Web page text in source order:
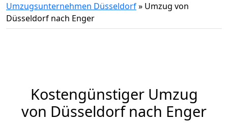
Umzugsunternehmen Düsseldorf» Umzug von
Düsseldorf nach Enger
Kostengünstiger Umzug
von Düsseldorf nach Enger